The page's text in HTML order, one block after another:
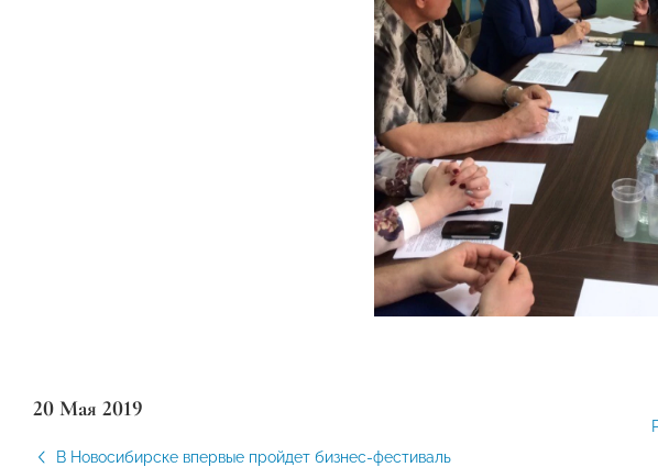
20 Мая 2019
В Новосибирске впервые пройдет бизнес-фестиваль